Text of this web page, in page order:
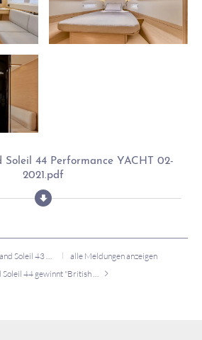
Soleil 44 Performance YACHT 02-
2021.pdf
alle Meldungen anzeigen